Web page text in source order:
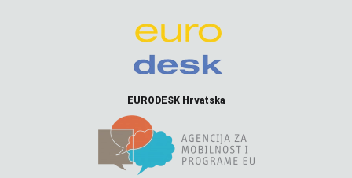
EURODESK Hrvatska